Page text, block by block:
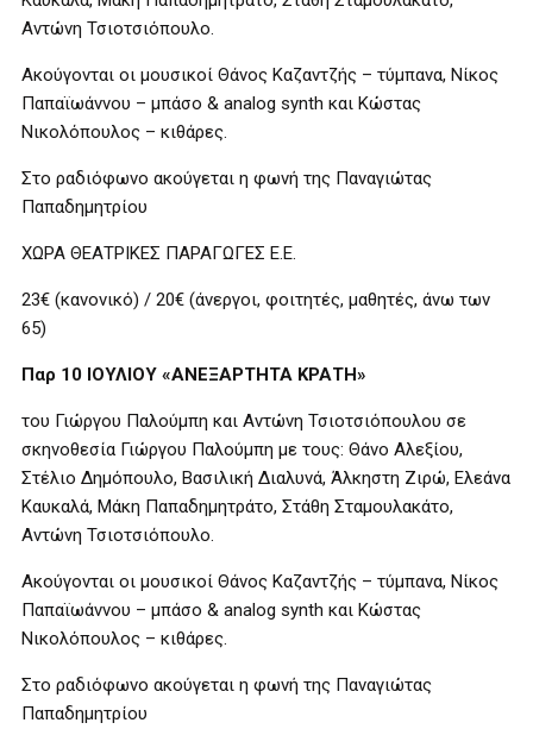
Αντώνη Τσιοτσιόπουλο.
Ακούγονται οι μουσικοί Θάνος Καζαντζής – τύμπανα, Νίκος
Παπαϊωάννου – μπάσο & analog synth και Κώστας
Νικολόπουλος – κιθάρες.
Στο ραδιόφωνο ακούγεται η φωνή της Παναγιώτας
Παπαδημητρίου
ΧΩΡΑ ΘΕΑΤΡΙΚΕΣ ΠΑΡΑΓΩΓΕΣ Ε.Ε.
23€ (κανονικό) / 20€ (άνεργοι, φοιτητές, μαθητές, άνω των
65)
Παρ 10 ΙΟΥΛΙΟΥ «ΑΝΕΞΑΡΤΗΤΑ ΚΡΑΤΗ»
του Γιώργου Παλούμπη και Αντώνη Τσιοτσιόπουλου σε
σκηνοθεσία Γιώργου Παλούμπη με τους: Θάνο Αλεξίου,
Στέλιο Δημόπουλο, Βασιλική Διαλυνά, Άλκηστη Ζιρώ, Ελεάνα
Καυκαλά, Μάκη Παπαδημητράτο, Στάθη Σταμουλακάτο,
Αντώνη Τσιοτσιόπουλο.
Ακούγονται οι μουσικοί Θάνος Καζαντζής – τύμπανα, Νίκος
Παπαϊωάννου – μπάσο & analog synth και Κώστας
Νικολόπουλος – κιθάρες.
Στο ραδιόφωνο ακούγεται η φωνή της Παναγιώτας
Παπαδημητρίου